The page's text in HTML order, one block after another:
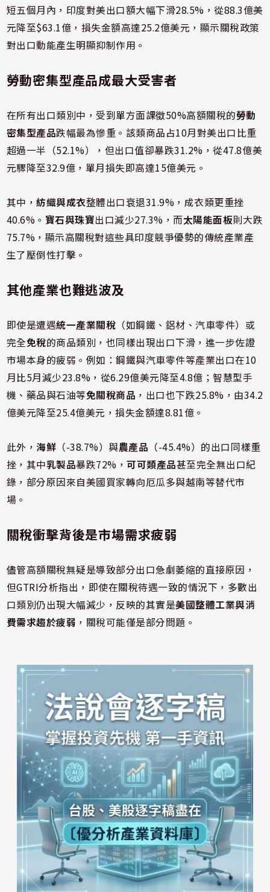
短五個月內，印度對美出口額大幅下滑28.5%，從88.3億美
元降至$63.1億，損失金額高達25.2億美元，顯示關稅政策
對出口動能產生明顯抑制作用。
勞動密集型產品成最大受害者
在所有出口類別中，受到單方面課徵50%高額關稅的勞動
密集型產品跌幅最為慘重。該類商品占10月對美出口比重
超過一半（52.1%），但出口值卻暴跌31.2%，從47.8億美
元驟降至32.9億，單月損失即高達15億美元。
其中，紡織與成衣整體出口衰退31.9%，成衣類更重挫
40.6%。 寶石與珠寶出口減少27.3%，而太陽能面板則大跌
75.7%，顯示高關稅對這些具印度競爭優勢的傳統產業產
生了壓倒性打擊。
其他產業也難逃波及
即使是遭遇統一產業關稅 （如鋼鐵、鋁材、汽車零件）或
完全免稅的商品類別，也同樣出現出口下滑，進一步佐證
市場本身的疲弱。例如：鋼鐵與汽車零件等產業出口在10
月比5月減少23.8%，從6.29億美元降至4.8億；智慧型手
機、藥品與石油等免關稅商品 ，出口也下跌25.8%，由34.2
億美元降至25.4億美元，損失金額達8.81億。
此外， 海鮮 （-38.7%）與農產品 （-45.4%）的出口同樣重
挫，其中乳製品暴跌72%，可可類產品甚至完全無出口紀
錄，部分原因來自美國買家轉向厄瓜多與越南等替代市
場。
關稅衝擊背後是市場需求疲弱
儘管高額關稅無疑是導致部分出口急劇萎縮的直接原因，
但GTRI分析指出，即使在關稅待遇一致的情況下，多數出
口類別仍出現大幅減少，反映的其實是美國整體工業與消
費需求趨於疲弱 ，關稅可能僅是部分問題。